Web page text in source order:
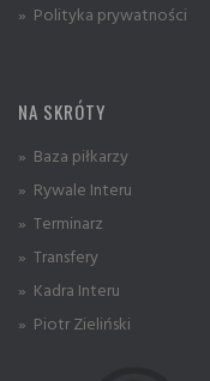
» Polityka prywatności
NA SKRÓTY
» Baza piłkarzy
» Rywale Interu
» Terminarz
» Transfery
» Kadra Interu
» Piotr Zieliński